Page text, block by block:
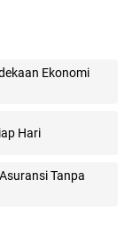
Ekonomi
Hari
Tanpa